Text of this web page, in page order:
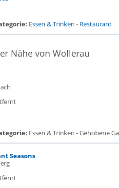
Essen & Trinken - Restaurant
Nähe von Wollerau
Essen & Trinken - Gehobene
Seasons